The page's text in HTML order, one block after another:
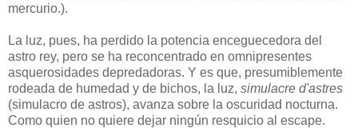
mercurio.).
La luz, pues, ha perdido la potencia enceguecedora del
astro rey, pero se ha reconcentrado en omnipresentes
asquerosidades depredadoras. Y es que, presumiblemente
rodeada de humedad y de bichos, la luz, simulacre d'astres
(simulacro de astros), avanza sobre la oscuridad nocturna.
Como quien no quiere dejar ningún resquicio al escape.